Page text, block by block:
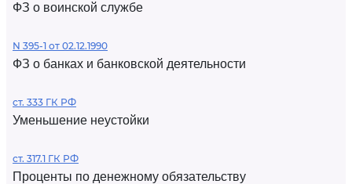
ФЗ о воинской службе
N 395-1 от 02.12.1990
ФЗ о банках и банковской деятельности
ст. 333 ГК РФ
Уменьшение неустойки
ст. 317.1 ГК РФ
Проценты по денежному обязательству